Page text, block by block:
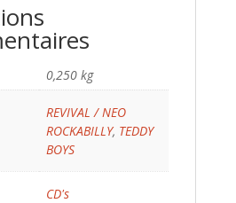
0,250 kg
REVIVAL / NEO
ROCKABILLY, TEDDY
BOYS
CD's